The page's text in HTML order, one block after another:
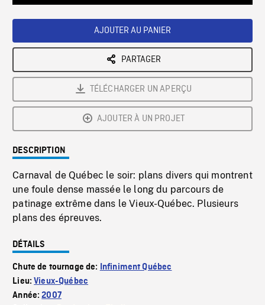
AJOUTER AU PANIER
PARTAGER
TÉLÉCHARGER UN APERÇU
AJOUTER À UN PROJET
DESCRIPTION
Carnaval de Québec le soir: plans divers qui montrent
une foule dense massée le long du parcours de
patinage extrême dans le Vieux-Québec. Plusieurs
plans des épreuves.
DÉTAILS
Chute de tournage de:
Infiniment Québec
Lieu:Vieux-Québec
Année:2007